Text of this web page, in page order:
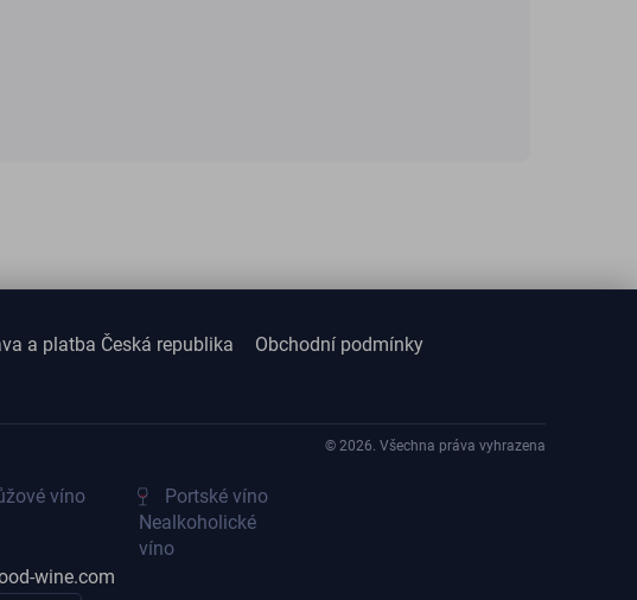
a platba Česká republika Obchodní podmínky
© 2026. Všechna práva vyhrazena
víno
Portské víno
Nealkoholické
víno
wine.com